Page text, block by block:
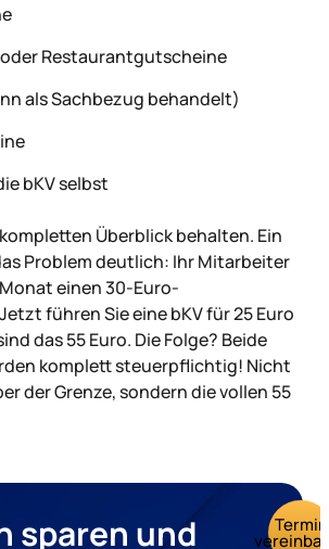
oder Restaurantgutscheine
als Sachbezug behandelt)
bKV selbst
Überblick behalten. Ein
Problem deutlich: Ihr Mitarbeiter
einen 30-Euro-
führen Sie eine bKV für 25 Euro
das 55 Euro. Die Folge? Beide
komplett steuerpflichtig! Nicht
der Grenze, sondern die vollen 55
sparen und Termin